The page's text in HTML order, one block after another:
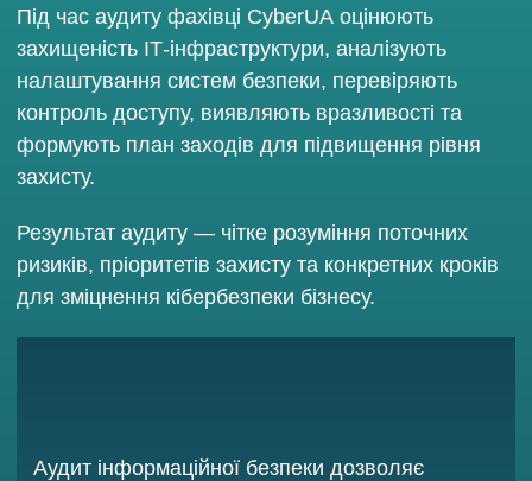
Під час аудиту фахівці CyberUA оцінюють
захищеність ІТ-інфраструктури, аналізують
налаштування систем безпеки, перевіряють
контроль доступу, виявляють вразливості та
формують план заходів для підвищення рівня
захисту.
Результат аудиту — чітке розуміння поточних
ризиків, пріоритетів захисту та конкретних кроків
для зміцнення кібербезпеки бізнесу.
Аудит інформаційної безпеки дозволяє